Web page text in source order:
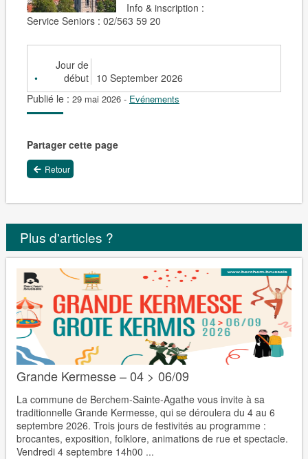
Info & inscription :
Service Seniors : 02/563 59 20
Jour de
début 10 September 2026
Publié le : 29 mai 2026 - Evénements
Partager cette page
Retour
Plus d'articles ?
Grande Kermesse – 04 > 06/09
La commune de Berchem-Sainte-Agathe vous invite à sa
traditionnelle Grande Kermesse, qui se déroulera du 4 au 6
septembre 2026. Trois jours de festivités au programme :
brocantes, exposition, folklore, animations de rue et spectacle.
Vendredi 4 septembre 14h00 ...